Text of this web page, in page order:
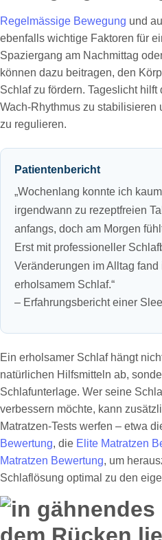
Regelmässige Bewegung und
ebenfalls wichtige Faktoren für
Spaziergang am Nachmittag
können dazu beitragen, den
Schlaf zu fördern. Tageslicht
Wach-Rhythmus zu stabilisieren
zu regulieren.
Patientenbericht
„Wochenlang konnte ich
irgendwann zu rezeptfreien
anfangs, doch am Morgen
Erst mit professioneller
Veränderungen im Alltag
erholsamem Schlaf.“
– Erfahrungsbericht einer
Ein erholsamer Schlaf hängt
natürlichen Hilfsmitteln ab,
Schlafunterlage. Wer seine
verbessern möchte, kann
Matratzen-Tests werfen – etwa
Bewertung, die Elite Matratzen
Matratzen Bewertung, um
Schlaflösung optimal zu den